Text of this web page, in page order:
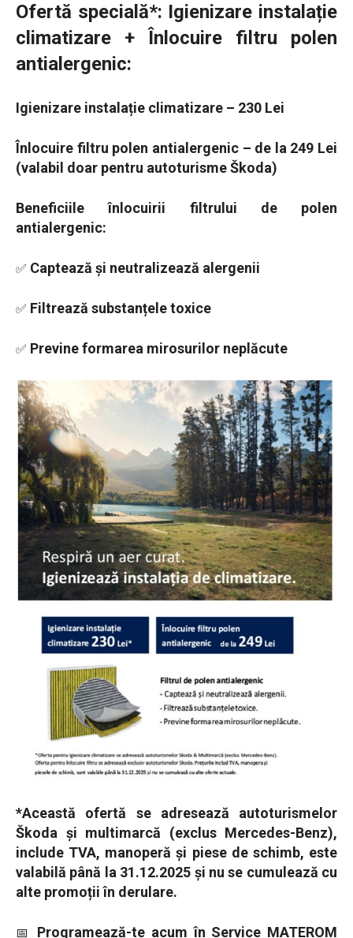
Ofertă specială*: Igienizare instalație
climatizare + Înlocuire filtru polen
antialergenic:
Igienizare instalație climatizare – 230 Lei
Înlocuire filtru polen antialergenic – de la 249 Lei
(valabil doar pentru autoturisme Škoda)
Beneficiile înlocuirii filtrului de polen
antialergenic:
✅ Captează și neutralizează alergenii
✅ Filtrează substanțele toxice
✅ Previne formarea mirosurilor neplăcute
*Această ofertă se adresează autoturismelor
Škoda și multimarcă (exclus Mercedes-Benz),
include TVA, manoperă și piese de schimb, este
valabilă până la 31.12.2025 și nu se cumulează cu
alte promoții în derulare.
📅 Programează-te acum în Service MATEROM